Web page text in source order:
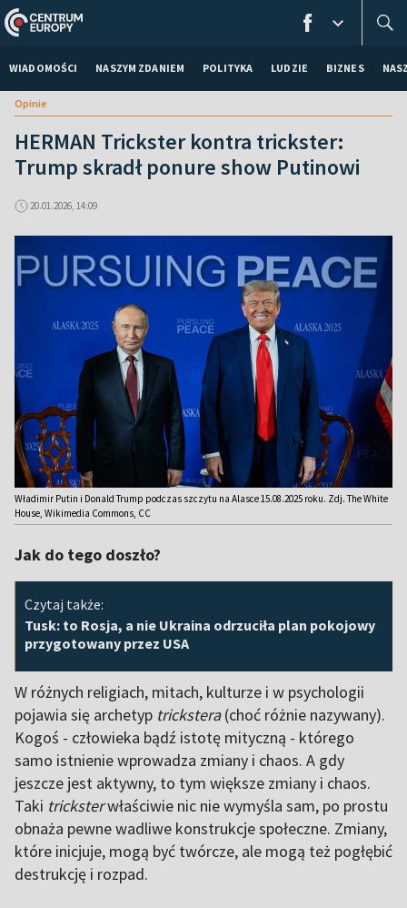
WIADOMOŚCI NASZYM ZDANIEM POLITYKA LUDZIE BIZNES
Opinie
HERMAN Trickster kontra trickster:
Trump skradł ponure show Putinowi
20.01.2026, 14:09
Władimir Putin i Donald Trump podczas szczytu na Alasce 15.08.2025 roku. Zdj. The White
House, Wikimedia Commons, CC
Jak do tego doszło?
Czytaj także:
Tusk: to Rosja, a nie Ukraina odrzuciła plan pokojowy
przygotowany przez USA
W różnych religiach, mitach, kulturze i w psychologii
pojawia się archetyp trickstera(choć różnie nazywany).
Kogoś - człowieka bądź istotę mityczną - którego
samo istnienie wprowadza zmiany i chaos. A gdy
jeszcze jest aktywny, to tym większe zmiany i chaos.
Taki tricksterwłaściwie nic nie wymyśla sam, po prostu
obnaża pewne wadliwe konstrukcje społeczne. Zmiany,
które inicjuje, mogą być twórcze, ale mogą też pogłębić
destrukcję i rozpad.